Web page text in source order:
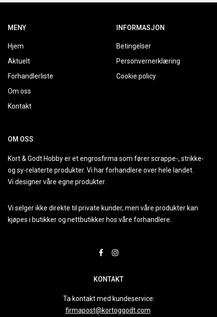
MENY
Hjem
Aktuelt
Forhandlerliste
Om oss
Kontakt
INFORMASJON
Betingelser
Personvernerklæring
Cookie policy
OM OSS
Kort & Godt Hobby er et engrosfirma som fører scrappe-, strikke-
og sy-relaterte produkter. Vi har forhandlere over hele landet.
Vi designer våre egne produkter.
Vi selger ikke direkte til private kunder, men våre produkter kan
kjøpes i butikker og nettbutikker hos våre forhandlere.
KONTAKT
Ta kontakt med kundeservice:
firmapost@kortoggodt.com